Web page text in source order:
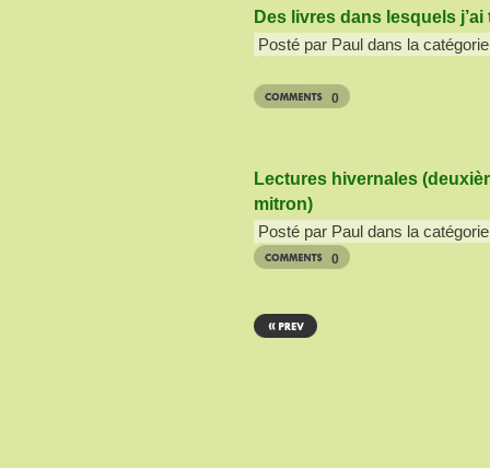
Des livres dans lesquels
Posté par Paul dans la
0
Lectures hivernales
mitron)
Posté par Paul dans la
0